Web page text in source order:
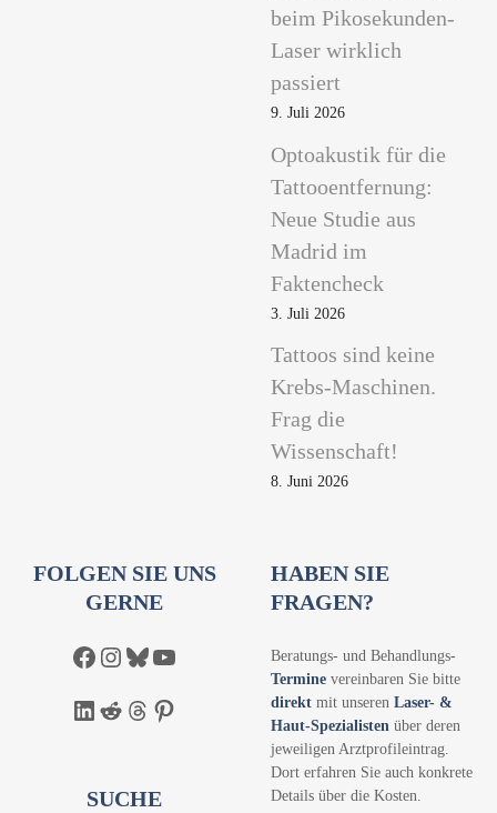
beim Pikosekunden-
Laser wirklich
passiert
9. Juli 2026
Optoakustik für die
Tattooentfernung:
Neue Studie aus
Madrid im
Faktencheck
3. Juli 2026
Tattoos sind keine
Krebs-Maschinen.
Frag die
Wissenschaft!
8. Juni 2026
FOLGEN SIE UNS
GERNE
Facebook Instagram Bluesky YouTube
LinkedIn Reddit Threads Pinterest
SUCHE
HABEN SIE
FRAGEN?
Beratungs- und Behandlungs-
Termine vereinbaren Sie bitte
direkt mit unseren Laser- &
Haut-Spezialisten über deren
jeweiligen Arztprofileintrag.
Dort erfahren Sie auch konkrete
Details über die Kosten.